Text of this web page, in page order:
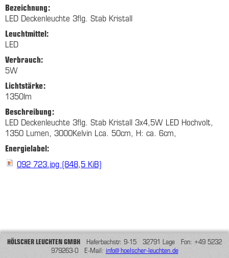
Bezeichnung:
LED Deckenleuchte 3flg. Stab Kristall
Leuchtmittel:
LED
Verbrauch:
5W
Lichtstärke:
1350lm
Beschreibung:
LED Deckenleuchte 3flg. Stab Kristall 3x4,5W LED Hochvolt,
1350 Lumen, 3000Kelvin Lca. 50cm, H: ca. 6cm,
Energielabel:
092 723.jpg (848,5 KiB)
HÖLSCHER LEUCHTEN GMBH Haferbachstr. 9-15 32791 Lage Fon: +49 5232
979263-0 E-Mail: info@hoelscher-leuchten.de